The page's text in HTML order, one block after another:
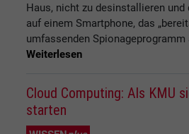
Haus, nicht zu desinstallieren
auf einem Smartphone, das
umfassenden Spionageprogramm
Weiterlesen
Cloud Computing: Als KMU
starten